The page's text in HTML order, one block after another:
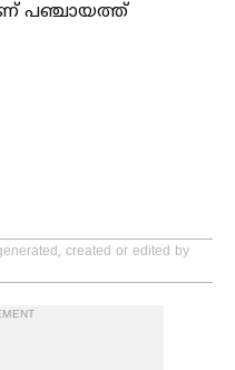
പഞ്ചായത്ത്
created or edited by